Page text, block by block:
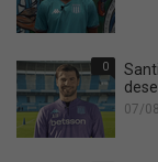
0
07/